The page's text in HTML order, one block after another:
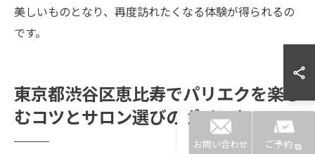
美しいものとなり、再度訪れたくなる体験が得られるの
です。
東京都渋谷区恵比寿でパリエクを楽し
むコツとサロン選びのポイント
お問い合わせ ご予約